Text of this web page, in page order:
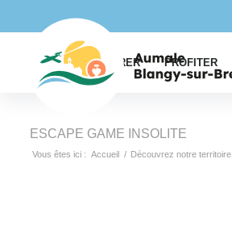
EXPLORER PROFITER
ESCAPE GAME INSOLITE
Vous êtes ici : Accueil / Découvrez notre territoire